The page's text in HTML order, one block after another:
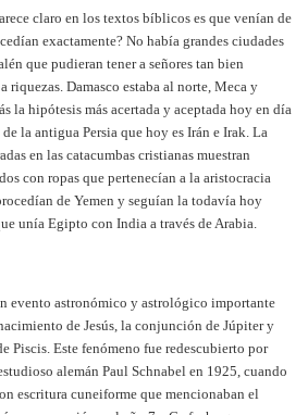
claro en los textos bíblicos es que venían de
exactamente? No había grandes ciudades
que pudieran tener a señores tan bien
riquezas. Damasco estaba al norte, Meca y
la hipótesis más acertada y aceptada hoy en día
la antigua Persia que hoy es Irán e Irak. La
en las catacumbas cristianas muestran
con ropas que pertenecían a la aristocracia
de Yemen y seguían la todavía hoy
unía Egipto con India a través de Arabia.
evento astronómico y astrológico importante
de Jesús, la conjunción de Júpiter y
Piscis. Este fenómeno fue redescubierto por
alemán Paul Schnabel en 1925, cuando
escritura cuneiforme que mencionaban el